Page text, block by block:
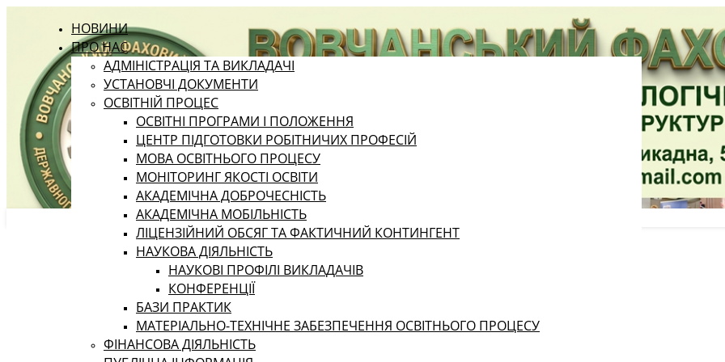
НОВИНИ
ПРО НАС
АДМІНІСТРАЦІЯ ТА ВИКЛАДАЧІ
УСТАНОВЧІ ДОКУМЕНТИ
ОСВІТНІЙ ПРОЦЕС
ОСВІТНІ ПРОГРАМИ І ПОЛОЖЕННЯ
ЦЕНТР ПІДГОТОВКИ РОБІТНИЧИХ ПРОФЕСІЙ
МОВА ОСВІТНЬОГО ПРОЦЕСУ
МОНІТОРИНГ ЯКОСТІ ОСВІТИ
АКАДЕМІЧНА ДОБРОЧЕСНІСТЬ
АКАДЕМІЧНА МОБІЛЬНІСТЬ
ЛІЦЕНЗІЙНИЙ ОБСЯГ ТА ФАКТИЧНИЙ КОНТИНГЕНТ
НАУКОВА ДІЯЛЬНІСТЬ
НАУКОВІ ПРОФІЛІ ВИКЛАДАЧІВ
КОНФЕРЕНЦІЇ
БАЗИ ПРАКТИК
МАТЕРІАЛЬНО-ТЕХНІЧНЕ ЗАБЕЗПЕЧЕННЯ ОСВІТНЬОГО ПРОЦЕСУ
ФІНАНСОВА ДІЯЛЬНІСТЬ